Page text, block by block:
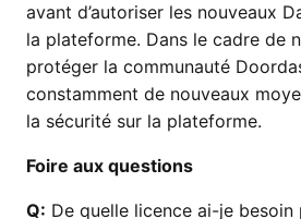
avant d’autoriser les nouveaux
la plateforme. Dans le cadre de
protéger la communauté
constamment de nouveaux
la sécurité sur la plateforme.
Foire aux questions
Q: De quelle licence ai-je besoin